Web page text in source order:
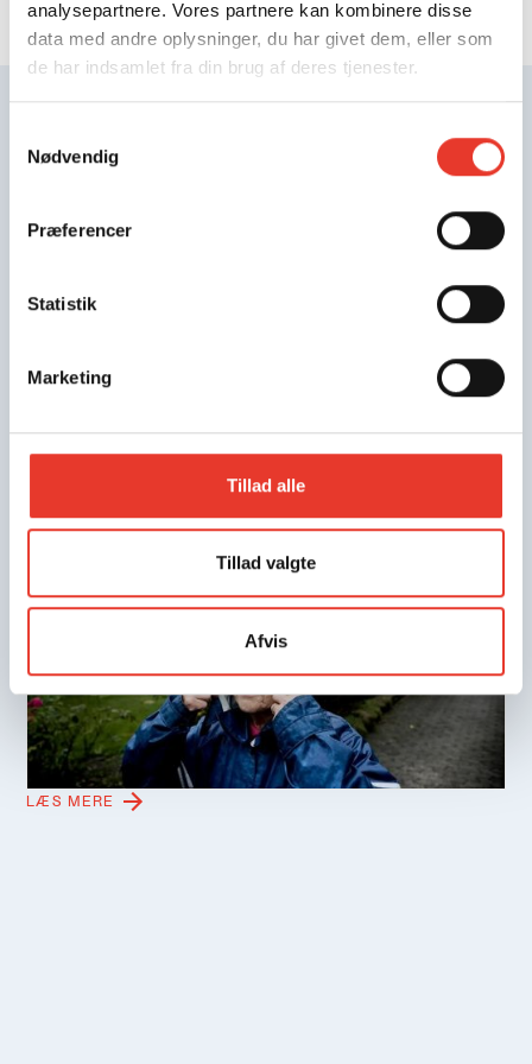
analysepartnere. Vores partnere kan kombinere disse
data med andre oplysninger, du har givet dem, eller som
de har indsamlet fra din brug af deres tjenester.
Nødvendig
Præferencer
Statistik
Marketing
Tillad alle
Tillad valgte
Afvis
FLERE INDLÆG
PRESSE
Sådan beskytter parcelhusejernes
klimaduks sig mod vand fra alle
Grundejere i det nordlige Aarhus mærker interesse for
deres måde at gardere sig imod vandets hærgen. Truslen
er markant, for skadesomkostningerne de næste 100 år
står til at løbe op i 5,3 mia. kr.
LÆS MERE